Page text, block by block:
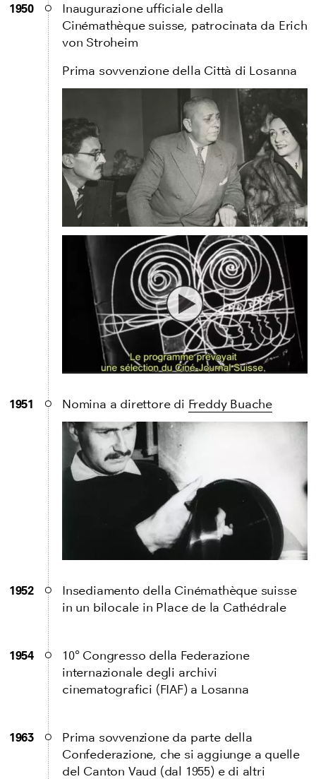
1950
Inaugurazione ufficiale della
Cinémathèque suisse, patrocinata da Erich
von Stroheim
Prima sovvenzione della Città di Losanna
1951 Nomina a direttore di Freddy Buache
1952
Insediamento della Cinémathèque suisse
in un bilocale in Place de la Cathédrale
1954
10° Congresso della Federazione
internazionale degli archivi
cinematografici (FIAF) a Losanna
1963
Prima sovvenzione da parte della
Confederazione, che si aggiunge a quelle
del Canton Vaud (dal 1955) e di altri